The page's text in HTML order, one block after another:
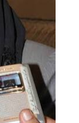
نقل عفش المنطقه العاشره
الإثنين 02 سبتمبر 2024 05:02 م